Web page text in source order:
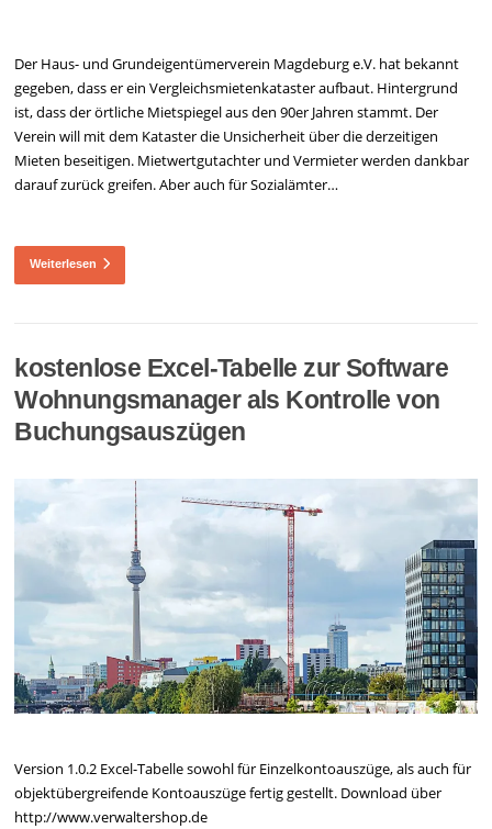
Der Haus- und Grundeigentümerverein Magdeburg e.V. hat bekannt
gegeben, dass er ein Vergleichsmietenkataster aufbaut. Hintergrund
ist, dass der örtliche Mietspiegel aus den 90er Jahren stammt. Der
Verein will mit dem Kataster die Unsicherheit über die derzeitigen
Mieten beseitigen. Mietwertgutachter und Vermieter werden dankbar
darauf zurück greifen. Aber auch für Sozialämter…
Weiterlesen
kostenlose Excel-Tabelle zur Software
Wohnungsmanager als Kontrolle von
Buchungsauszügen
Version 1.0.2 Excel-Tabelle sowohl für Einzelkontoauszüge, als auch für
objektübergreifende Kontoauszüge fertig gestellt. Download über
http://www.verwaltershop.de